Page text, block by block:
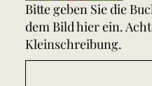
Bitte geben Sie die
dem Bild hier ein.
Kleinschreibung.